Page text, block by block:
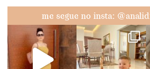
me segue no insta: